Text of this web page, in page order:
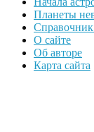
Планеты
О сайте
Об авторе
Карта сайта